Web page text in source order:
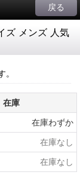
戻る
ズ メンズ 人気
在庫
在庫わずか
在庫なし
在庫なし